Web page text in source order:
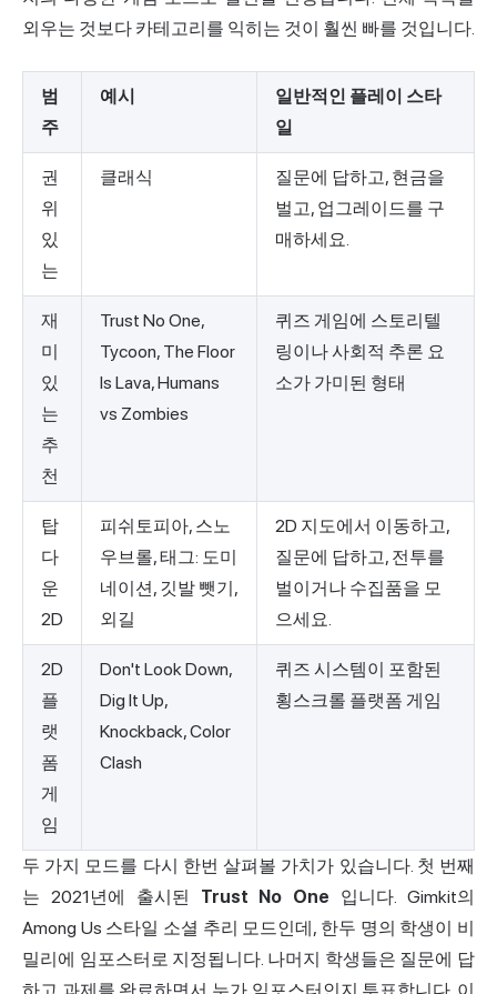
외우는 것보다 카테고리를 익히는 것이 훨씬 빠를 것입니다.
범
주
예시
일반적인 플레이 스타
일
권
위
있
는
클래식
질문에 답하고, 현금을
벌고, 업그레이드를 구
매하세요.
재
미
있
는
추
천
Trust No One,
Tycoon, The Floor
Is Lava, Humans
vs Zombies
퀴즈 게임에 스토리텔
링이나 사회적 추론 요
소가 가미된 형태
탑
다
운
2D
피쉬토피아, 스노
우브롤, 태그: 도미
네이션, 깃발 뺏기,
외길
2D 지도에서 이동하고,
질문에 답하고, 전투를
벌이거나 수집품을 모
으세요.
2D
플
랫
폼
게
임
Don't Look Down,
Dig It Up,
Knockback, Color
Clash
퀴즈 시스템이 포함된
횡스크롤 플랫폼 게임
두 가지 모드를 다시 한번 살펴볼 가치가 있습니다. 첫 번째
는 2021년에 출시된 Trust No One 입니다. Gimkit의
Among Us 스타일 소셜 추리 모드인데, 한두 명의 학생이 비
밀리에 임포스터로 지정됩니다. 나머지 학생들은 질문에 답